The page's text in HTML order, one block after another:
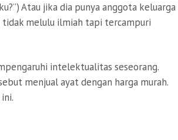
Atau jika dia punya anggota keluarga
tidak melulu ilmiah tapi tercampuri
intelektualitas seseorang.
menjual ayat dengan harga murah.